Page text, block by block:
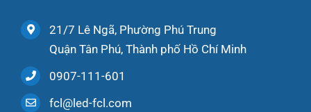
21/7 Lê Ngã, Phường Phú Trung
Quận Tân Phú, Thành phố Hồ Chí Minh
0907-111-601
fcl@led-fcl.com